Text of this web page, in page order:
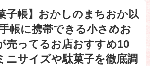
子帳】おかしのまちおか以
帳に携帯できる小さめお
売ってるお店おすすめ10
ニサイズや駄菓子を徹底調